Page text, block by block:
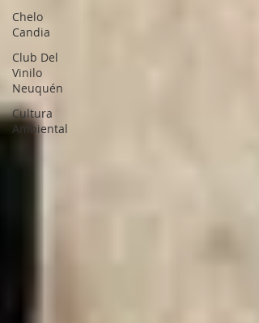
Chelo
Candia
Club Del
Vinilo
Neuquén
Cultura
Ambiental